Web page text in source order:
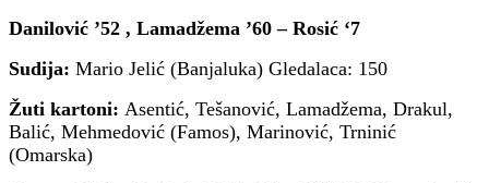
Danilović ’52 , Lamadžema ’60 – Rosić ‘7
Sudija: Mario Jelić (Banjaluka) Gledalaca: 150
Žuti kartoni: Asentić, Tešanović, Lamadžema, Drakul,
Balić, Mehmedović (Famos), Marinović, Trninić
(Omarska)